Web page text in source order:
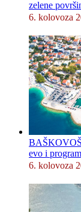
zelene
6. kolovoza
evo i
6. kolovoza